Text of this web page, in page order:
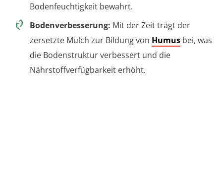
Bodenfeuchtigkeit bewahrt.
Bodenverbesserung: Mit der Zeit trägt der
zersetzte Mulch zur Bildung von Humus bei, was
die Bodenstruktur verbessert und die
Nährstoffverfügbarkeit erhöht.